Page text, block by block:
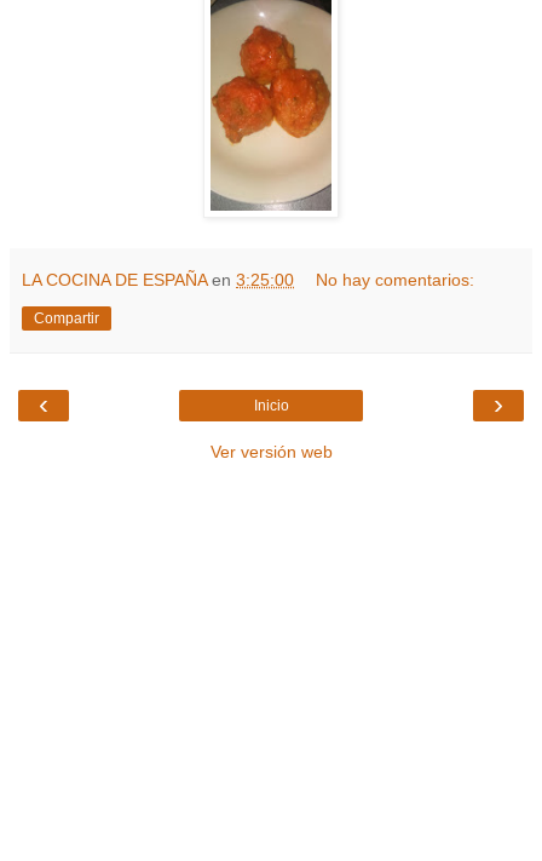
LA COCINA DE ESPAÑA en 3:25:00 No hay comentarios:
Compartir
‹ ›
Inicio
Ver versión web